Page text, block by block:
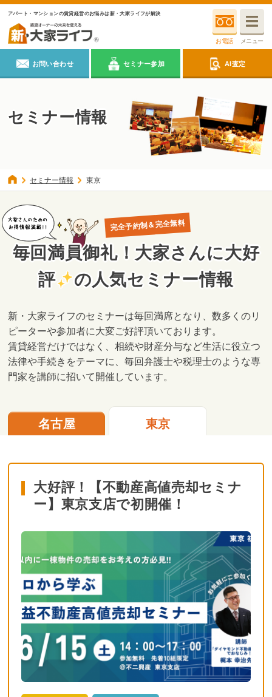
アパート・マンションの賃貸経営のお悩みは新・大家ライフが解決
お電話 メニュー
お問い合わせ セミナー参加 AI査定
セミナー情報
セミナー情報 東京
毎回満員御礼！大家さんに大好
評
の人気セミナー情報
新・大家ライフのセミナーは毎回満席となり、数多くのリ
ピーターや参加者に大変ご好評頂いております。
賃貸経営だけではなく、相続や財産分与など生活に役立つ
法律や手続きをテーマに、毎回弁護士や税理士のような専
門家を講師に招いて開催しています。
名古屋 東京
大好評！【不動産高値売却セミナ
ー】東京支店で初開催！